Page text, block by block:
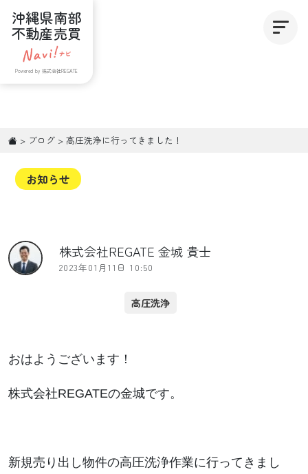
沖縄県南部
不動産売買
Powered by 株式会社REGATE
> ブログ > 高圧洗浄に行ってきました！
お知らせ
株式会社REGATE 金城 貴士
2023年01月11日 10:50
高圧洗浄
おはようございます！
株式会社REGATEの金城です。
新規売り出し物件の高圧洗浄作業に行ってきまし